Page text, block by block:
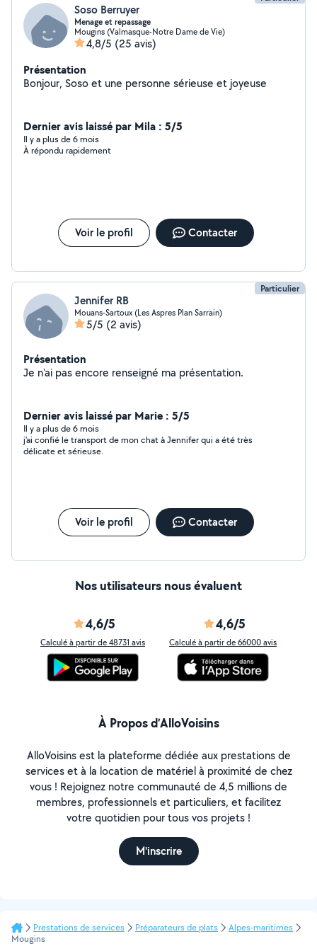
Soso Berruyer
Menage et repassage
Mougins (Valmasque-Notre Dame de Vie)
4,8/5 (25 avis)
Présentation
Bonjour, Soso et une personne sérieuse et joyeuse
Dernier avis laissé par Mila : 5/5
Il y a plus de 6 mois
À répondu rapidement
Voir le profil Contacter
Particulier
Jennifer RB
Mouans-Sartoux (Les Aspres Plan Sarrain)
5/5 (2 avis)
Présentation
Je n'ai pas encore renseigné ma présentation.
Dernier avis laissé par Marie : 5/5
Il y a plus de 6 mois
j'ai confié le transport de mon chat à Jennifer qui a été très
délicate et sérieuse.
Voir le profil Contacter
Nos utilisateurs nous évaluent
4,6/5
Calculé à partir de 48731 avis
4,6/5
Calculé à partir de 66000 avis
À Propos d’AlloVoisins
AlloVoisins est la plateforme dédiée aux prestations de
services et à la location de matériel à proximité de chez
vous ! Rejoignez notre communauté de 4,5 millions de
membres, professionnels et particuliers, et facilitez
votre quotidien pour tous vos projets !
M'inscrire
Prestations de services Préparateurs de plats
Alpes-maritimes
Mougins